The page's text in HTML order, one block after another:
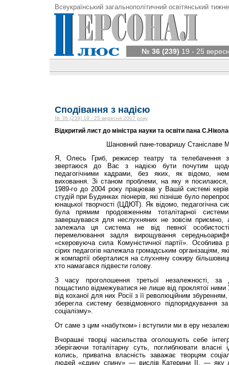
Всеукраїнський загальнополітичний освітянський
№ 36 (239) 19 - 25
Сподівання з надією
№ 36 (239) 19 - 25 вересня 2007 року
Відкритий лист до міністра науки та освіти пана
Шановний пане-товаришу Станіславе
Я, Олесь Гриб, режисер театру та телебачення з
звертаюся до Вас з надією бути почутим щодо
педагогічними кадрами, без яких, як відомо,
виховання. Зі станом проблеми, на яку я
1989-го до 2004 року працював у Вашій системі
студій при Будинках піонерів, які пізніше було
юнацької творчості (ЦДЮТ). Як відомо, педагогічна
була прямим продовженням тоталітарної
завершувався для неслухняних не зовсім
залежала ця система не від певної
перемелювання задля вирощування
«скеровуюча сила Комуністичної партії».
сірих педагогів належала громадським організаціям,
ж компартії оберталися на слухняну сокиру
хто намагався підвести голову.
З часу проголошення третьої незалежності, за
пощастило відмежуватися не лише від проклятої
від коханої для них Росії з її революційним
зберегла систему безвідмовного підпорядкування
соціалізму».
От саме з цим «набутком» і вступили ми в еру
Вчорашні творці насильства оголошують себе
зберігаючи тоталітарну суть, поглиблювати власні
колись, приватна власність заважає творцям
людей «єдину спину» — вислів Катерини ІІ, — яку